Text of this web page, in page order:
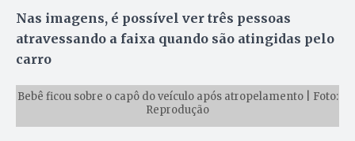
Nas imagens, é possível ver três pessoas
atravessando a faixa quando são atingidas pelo
carro
Bebê ficou sobre o capô do veículo após atropelamento | Foto:
Reprodução